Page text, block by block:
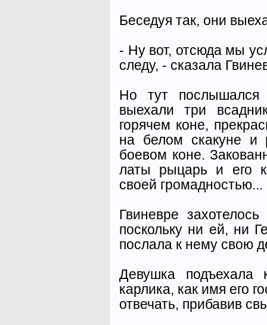
Беседуя так, они
- Ну вот, отсюда мы
следу, - сказала
Но тут
выехали три
горячем коне,
на белом скакуне и
боевом коне.
латы рыцарь и его
своей громадностью...
Гвиневре
поскольку ни ей, ни
послала к нему свою
Девушка подъехала
карлика, как имя его
отвечать, прибавив